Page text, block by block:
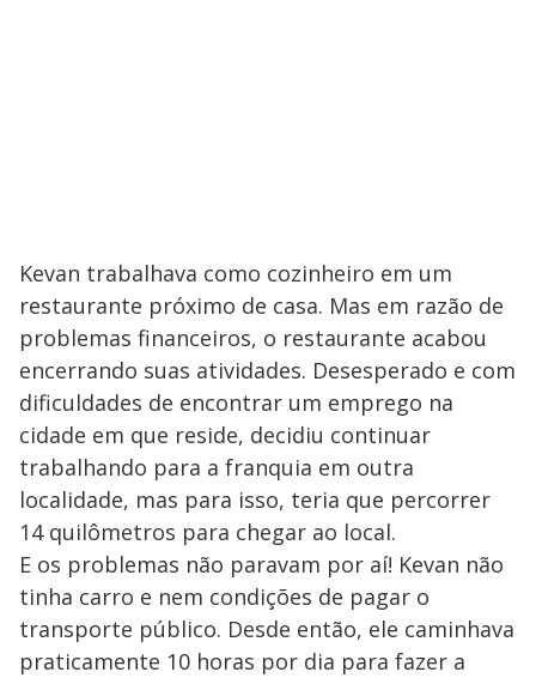
Kevan trabalhava como cozinheiro em um
restaurante próximo de casa. Mas em razão de
problemas financeiros, o restaurante acabou
encerrando suas atividades. Desesperado e com
dificuldades de encontrar um emprego na
cidade em que reside, decidiu continuar
trabalhando para a franquia em outra
localidade, mas para isso, teria que percorrer
14 quilômetros para chegar ao local.
E os problemas não paravam por aí! Kevan não
tinha carro e nem condições de pagar o
transporte público. Desde então, ele caminhava
praticamente 10 horas por dia para fazer a